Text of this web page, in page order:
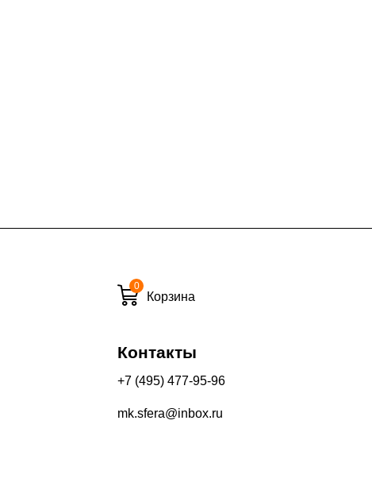
при заказе:
0
Корзина
Контакты
+7 (495) 477-95-96
mk.sfera@inbox.ru